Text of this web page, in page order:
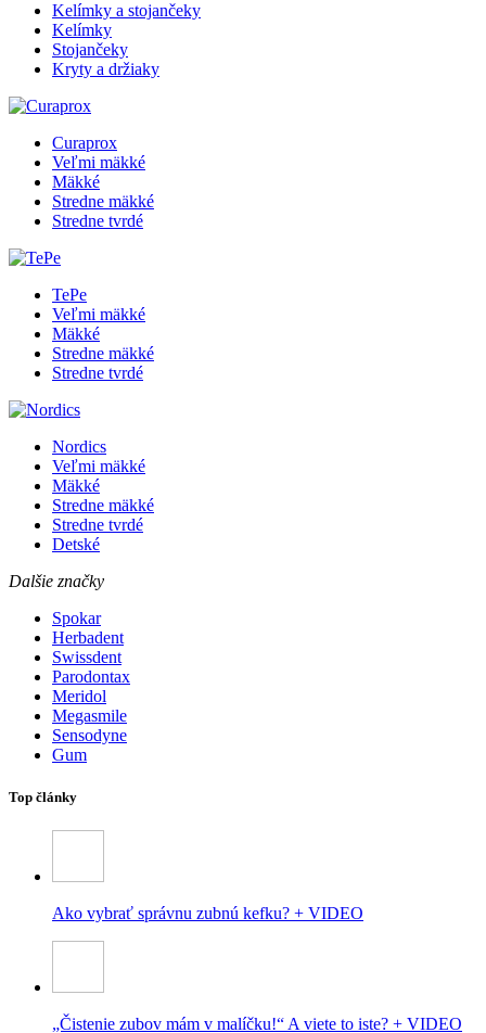
Kelímky a stojančeky
Kelímky
Stojančeky
Kryty a držiaky
Curaprox
Veľmi mäkké
Mäkké
Stredne mäkké
Stredne tvrdé
TePe
Veľmi mäkké
Mäkké
Stredne mäkké
Stredne tvrdé
Nordics
Veľmi mäkké
Mäkké
Stredne mäkké
Stredne tvrdé
Detské
Dalšie značky
Spokar
Herbadent
Swissdent
Parodontax
Meridol
Megasmile
Sensodyne
Gum
Top články
Ako vybrať správnu zubnú kefku? + VIDEO
„Čistenie zubov mám v malíčku!“ A viete to iste? + VIDEO